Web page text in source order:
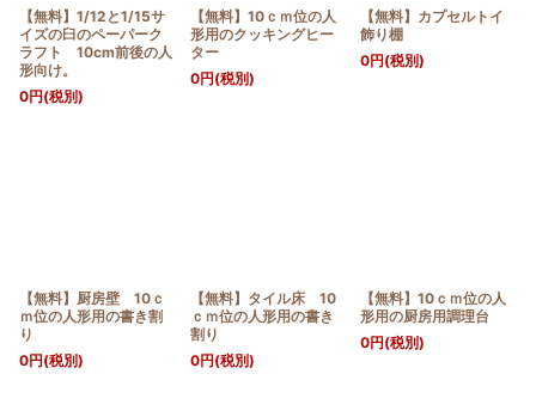
【無料】1/12と1/15サ
イズの臼のペーパーク
ラフト 10cm前後の人
形向け。
0円(税別)
【無料】10ｃｍ位の人
形用のクッキングヒー
ター
0円(税別)
【無料】カプセルトイ
飾り棚
0円(税別)
【無料】厨房壁 10ｃ
ｍ位の人形用の書き割
り
0円(税別)
【無料】タイル床 10
ｃｍ位の人形用の書き
割り
0円(税別)
【無料】10ｃｍ位の人
形用の厨房用調理台
0円(税別)